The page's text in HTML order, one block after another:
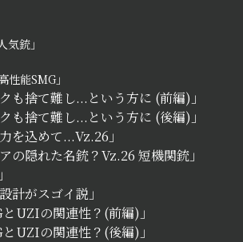
気銃」
性能SMG」
も捨て難し...という方に (前編)」
も捨て難し...という方に (後編)」
を込めて...Vz.26」
の隠れた名銃？Vz.26 短機関銃」
計がスゴイ説」
とUZIの関連性？(前編)」
とUZIの関連性？(後編)」